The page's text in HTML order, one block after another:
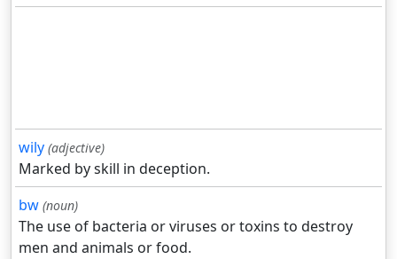
wily (adjective)
Marked by skill in deception.
bw (noun)
The use of bacteria or viruses or toxins to destroy
men and animals or food.